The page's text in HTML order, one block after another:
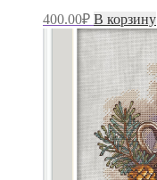
400.00₽ В корзину